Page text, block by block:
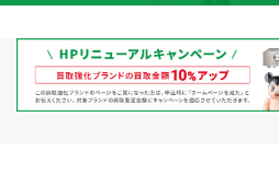
買取に関する質問や相談もすぐにできて
簡単操作！LINE査定